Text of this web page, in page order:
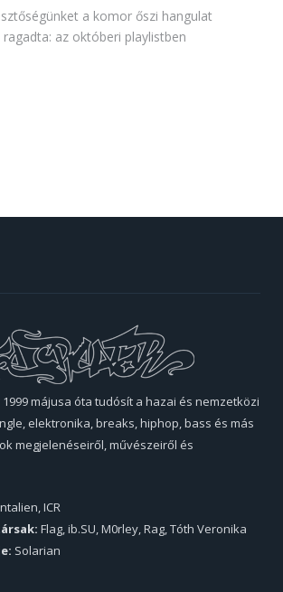
a komor őszi hangulat
az októberi playlistben
májusa óta tudósít a hazai és nemzetközi
elektronika, breaks, hiphop, bass és más
megjelenéseiről, művészeiről és
ICR
Flag, ib.SU, M0rley, Rag, Tóth Veronika
Solarian